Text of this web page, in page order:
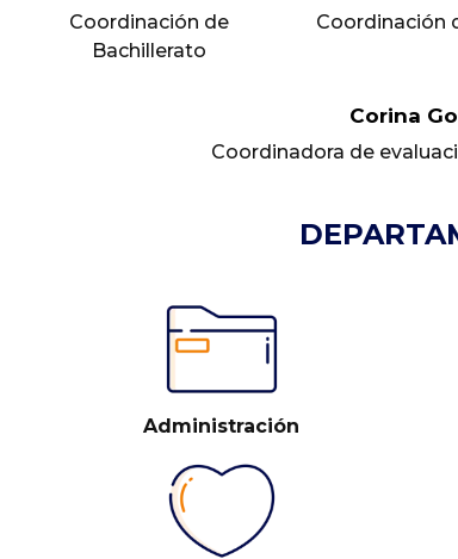
Coordinación de
Bachillerato
Coordinación
Corina
Coordinadora de
Administración